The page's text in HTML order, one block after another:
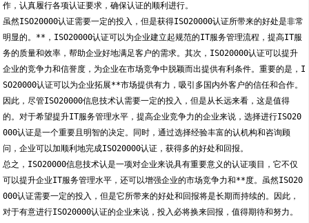
作，认真履行各项认证要求，确保认证的顺利进行。
虽然ISO20000认证需要一定的投入，但是获得ISO20000认证所带来的好处是非常
明显的。**，ISO20000认证可以为企业建立起规范的IT服务管理流程，提高IT服
务的质量和效率，帮助企业好地满足客户的需求。其次，ISO20000认证可以提升
企业的竞争力和信誉度，为企业在市场竞争中脱颖而出提供有利条件。重要的是，I
SO20000认证可以为企业拓展**市场提供有力，吸引多国内外客户的信任和合作。
因此，尽管ISO20000信息技术认需要一定的投入，但是从长远来看，这是值得
的。对于希望提升IT服务管理水平，提高企业竞争力的企业来说，选择进行ISO20
000认证是一个重要且明智的决定。同时，通过选择经验丰富的认机构和咨询顾
问，企业可以加顺利地完成ISO20000认证，获得多的好处和回报。
总之，ISO20000信息技术认是一项对企业来说具有重要意义的认证项目，它不仅
可以提升企业IT服务管理水平，还可以增强企业的市场竞争力和**度。虽然ISO20
000认证需要一定的投入，但是它所带来的好处和回报将是长期而持续的。因此，
对于有意进行ISO20000认证的企业来说，投入必将换来回报，值得期待和努力。